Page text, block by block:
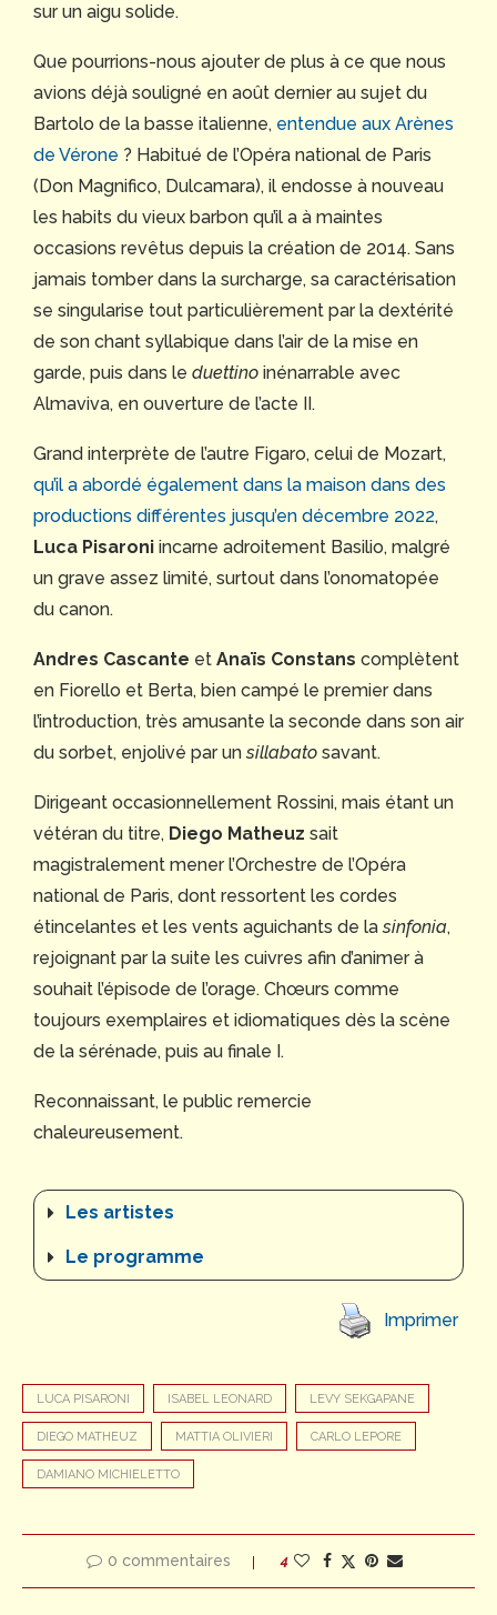
sur un aigu solide.
Que pourrions-nous ajouter de plus à ce que nous
avions déjà souligné en août dernier au sujet du
Bartolo de la basse italienne, entendue aux Arènes
de Vérone ? Habitué de l’Opéra national de Paris
(Don Magnifico, Dulcamara), il endosse à nouveau
les habits du vieux barbon qu’il a à maintes
occasions revêtus depuis la création de 2014. Sans
jamais tomber dans la surcharge, sa caractérisation
se singularise tout particulièrement par la dextérité
de son chant syllabique dans l’air de la mise en
garde, puis dans le duettino inénarrable avec
Almaviva, en ouverture de l’acte II.
Grand interprète de l’autre Figaro, celui de Mozart,
qu’il a abordé également dans la maison dans des
productions différentes jusqu’en décembre 2022,
Luca Pisaroni incarne adroitement Basilio, malgré
un grave assez limité, surtout dans l’onomatopée
du canon.
Andres Cascante et Anaïs Constans complètent
en Fiorello et Berta, bien campé le premier dans
l’introduction, très amusante la seconde dans son air
du sorbet, enjolivé par unsillabato savant.
Dirigeant occasionnellement Rossini, mais étant un
vétéran du titre, Diego Matheuz sait
magistralement mener l’Orchestre de l’Opéra
national de Paris, dont ressortent les cordes
étincelantes et les vents aguichants de lasinfonia,
rejoignant par la suite les cuivres afin d’animer à
souhait l’épisode de l’orage. Chœurs comme
toujours exemplaires et idiomatiques dès la scène
de la sérénade, puis au finale I.
Reconnaissant, le public remercie
chaleureusement.
Les artistes
Le programme
Imprimer
LUCA PISARONI ISABEL LEONARD LEVY SEKGAPANE
DIEGO MATHEUZ MATTIA OLIVIERI CARLO LEPORE
DAMIANO MICHIELETTO
0 commentaires 4